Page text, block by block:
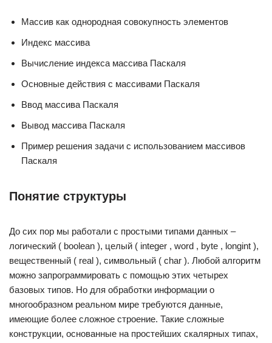
Массив как однородная совокупность элементов
Индекс массива
Вычисление индекса массива Паскаля
Основные действия с массивами Паскаля
Ввод массива Паскаля
Вывод массива Паскаля
Пример решения задачи с использованием массивов
Паскаля
Понятие структуры
До сих пор мы работали с простыми типами данных –
логический ( boolean ), целый ( integer , word , byte , longint ),
вещественный ( real ), символьный ( char ). Любой алгоритм
можно запрограммировать с помощью этих четырех
базовых типов. Но для обработки информации о
многообразном реальном мире требуются данные,
имеющие более сложное строение. Такие сложные
конструкции, основанные на простейших скалярных типах,